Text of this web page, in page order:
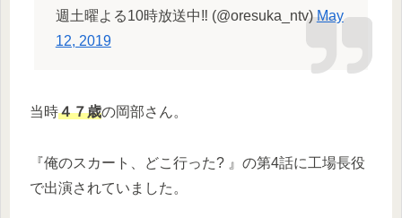
週土曜よる10時放送中‼️ (@oresuka_ntv)May
12, 2019
当時４７歳の岡部さん。
『俺のスカート、どこ行った? 』の第4話に工場長役
で出演されていました。